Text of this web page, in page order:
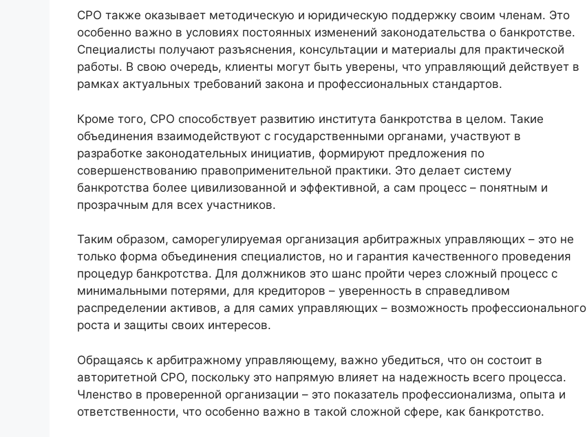
СРО также оказывает методическую и юридическую поддержку своим членам. Это
особенно важно в условиях постоянных изменений законодательства о банкротстве.
Специалисты получают разъяснения, консультации и материалы для практической
работы. В свою очередь, клиенты могут быть уверены, что управляющий действует в
рамках актуальных требований закона и профессиональных стандартов.
Кроме того, СРО способствует развитию института банкротства в целом. Такие
объединения взаимодействуют с государственными органами, участвуют в
разработке законодательных инициатив, формируют предложения по
совершенствованию правоприменительной практики. Это делает систему
банкротства более цивилизованной и эффективной, а сам процесс – понятным и
прозрачным для всех участников.
Таким образом, саморегулируемая организация арбитражных управляющих – это не
только форма объединения специалистов, но и гарантия качественного проведения
процедур банкротства. Для должников это шанс пройти через сложный процесс с
минимальными потерями, для кредиторов – уверенность в справедливом
распределении активов, а для самих управляющих – возможность профессионального
роста и защиты своих интересов.
Обращаясь к арбитражному управляющему, важно убедиться, что он состоит в
авторитетной СРО, поскольку это напрямую влияет на надежность всего процесса.
Членство в проверенной организации – это показатель профессионализма, опыта и
ответственности, что особенно важно в такой сложной сфере, как банкротство.